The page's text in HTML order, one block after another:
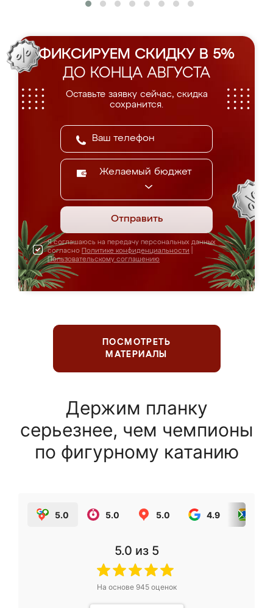
ФИКСИРУЕМ СКИДКУ В 5%
ДО КОНЦА АВГУСТА
Оставьте заявку сейчас, скидка
сохранится.
Желаемый бюджет
Отправить
Я соглашаюсь на передачу персональных данных
согласно Политике конфиденциальности
Пользовательскому соглашению
ПОСМОТРЕТЬ
МАТЕРИАЛЫ
Держим планку
серьезнее, чем чемпионы
по фигурному катанию
5.0 5.0 5.0 4.9
5.0 из 5
На основе 945оценок